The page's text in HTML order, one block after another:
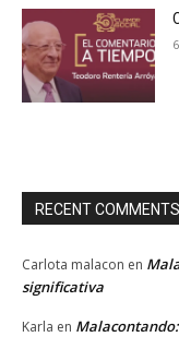
RECENT COMMENTS
Carlota malacon en
significativa
Karla en